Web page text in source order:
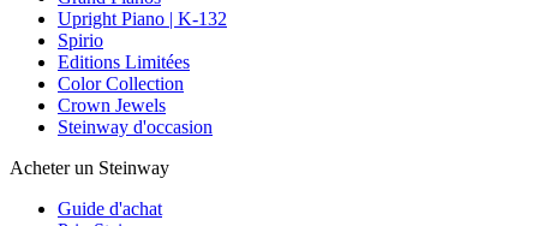
Upright Piano | K-132
Spirio
Editions Limitées
Color Collection
Crown Jewels
Steinway d'occasion
Acheter un Steinway
Guide d'achat